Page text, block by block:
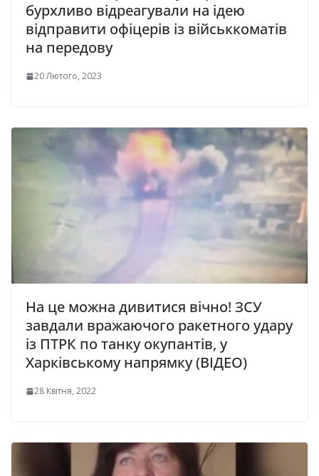
бурхливо відреагували на ідею
відправити офіцерів із військкоматів
на передову
20 Лютого, 2023
На це можна дивитися вічно! ЗСУ
завдали вражаючого ракетного удару
із ПТРК по танку окупантів, у
Харківському напрямку (ВІДЕО)
28 Квітня, 2022